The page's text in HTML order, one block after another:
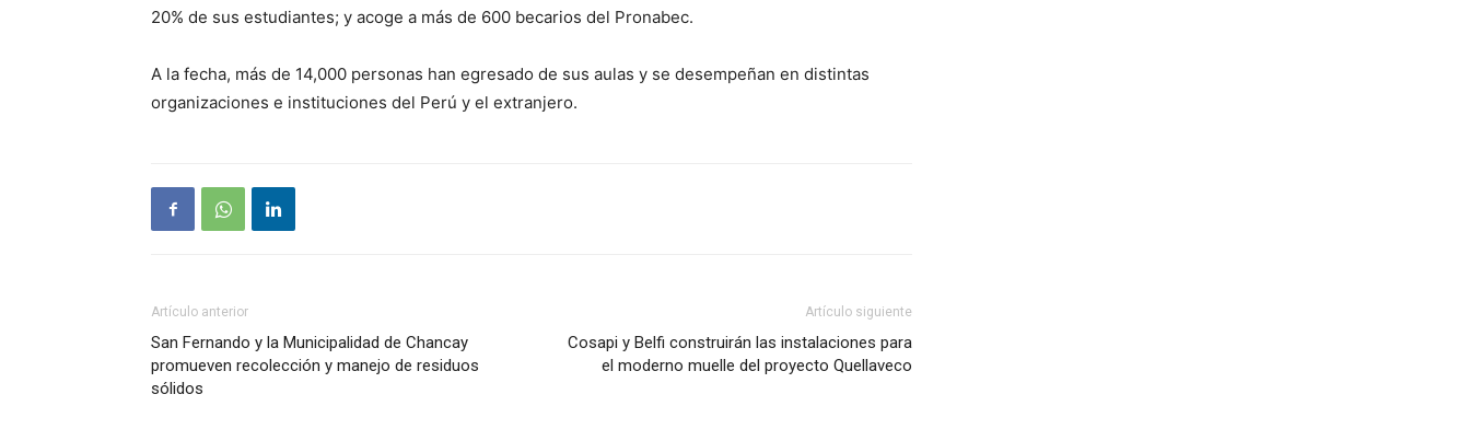
20% de sus estudiantes; y acoge a más de 600 becarios del Pronabec.
A la fecha, más de 14,000 personas han egresado de sus aulas y se desempeñan en distintas
organizaciones e instituciones del Perú y el extranjero.
Artículo anterior
San Fernando y la Municipalidad de Chancay
promueven recolección y manejo de residuos
sólidos
Artículo siguiente
Cosapi y Belfi construirán las instalaciones para
el moderno muelle del proyecto Quellaveco